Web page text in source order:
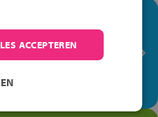
ben je op je
het vmbo jouw talent
ACCEPTEREN